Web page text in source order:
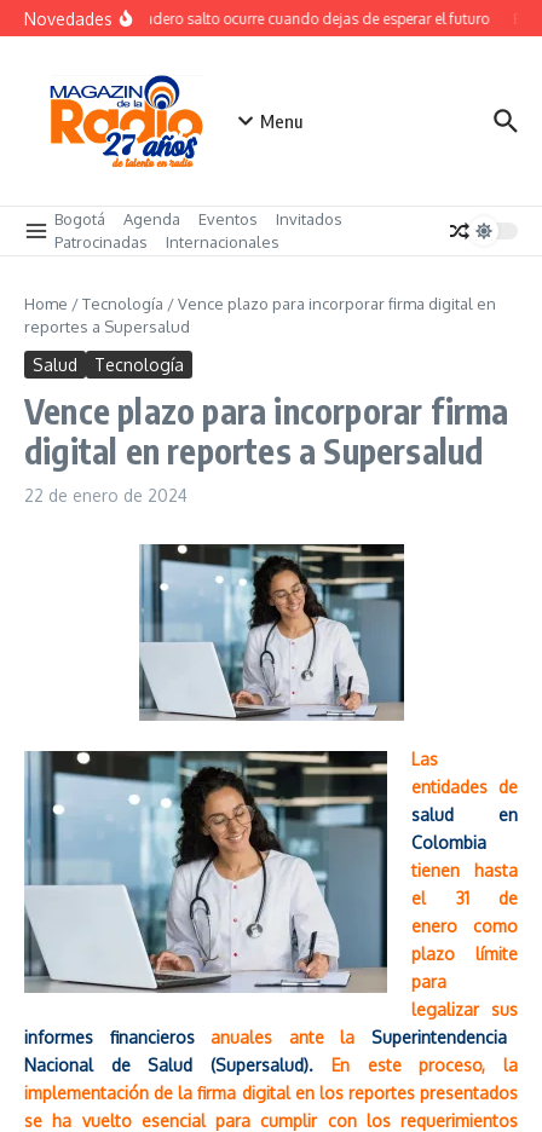
Saltar al contenido
NovedadesEl verdadero salto ocurre cuando dejas de esperar el futuro El
Menu
Bogotá Agenda Eventos
Invitados
Patrocinadas
Internacionales
Home /Tecnología /Vence plazo para incorporar firma digital en
reportes a Supersalud
Salud Tecnología
Vence plazo para incorporar firma
digital en reportes a Supersalud
22 de enero de 2024
Las
entidades de
salud en
Colombia
tienen hasta
el 31 de
enero como
plazo límite
para
legalizar sus
informes financieros anuales ante la Superintendencia
Nacional de Salud (Supersalud). En este proceso, la
implementación de la firma digital en los reportes presentados
se ha vuelto esencial para cumplir con los requerimientos